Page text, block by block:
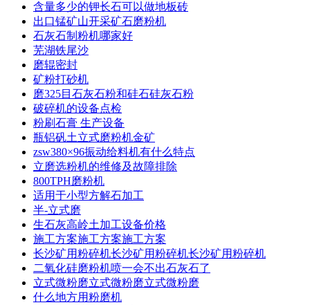
含量多少的钾长石可以做地板砖
出口锰矿山开采矿石磨粉机
石灰石制粉机哪家好
芜湖铁尾沙
磨辊密封
矿粉打砂机
磨325目石灰石粉和硅石硅灰石粉
破碎机的设备点检
粉刷石膏 生产设备
瓶铝矾土立式磨粉机金矿
zsw380×96振动给料机有什么特点
立磨选粉机的维修及故障排除
800TPH磨粉机
适用于小型方解石加工
半-立式磨
生石灰高岭土加工设备价格
施工方案施工方案施工方案
长沙矿用粉碎机长沙矿用粉碎机长沙矿用粉碎机
二氧化硅磨粉机喷一会不出石灰石了
立式微粉磨立式微粉磨立式微粉磨
什么地方用粉磨机